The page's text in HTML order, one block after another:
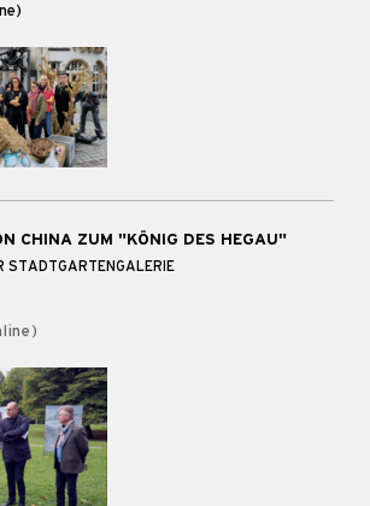
CHINA ZUM "KÖNIG DES HEGAU"
STADTGARTENGALERIE